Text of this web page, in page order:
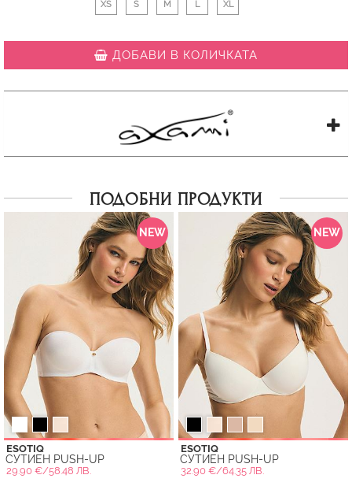
XS S M L XL
ДОБАВИ В КОЛИЧКАТА
ПОДОБНИ ПРОДУКТИ
NEW
ESOTIQ
СУТИЕН PUSH-UP
29.90 €/58.48 ЛВ.
NEW
ESOTIQ
СУТИЕН PUSH-UP
32.90 €/64.35 ЛВ.